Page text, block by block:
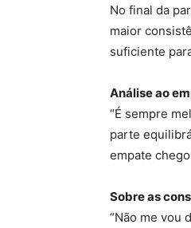
No final da
maior
suficiente
Análise ao
“É sempre
parte
empate
Sobre as
“Não me vou